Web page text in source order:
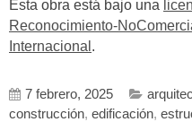
Esta obra está bajo una
Reconocimiento-
Internacional .
7 febrero, 2025
construcción, edificación,